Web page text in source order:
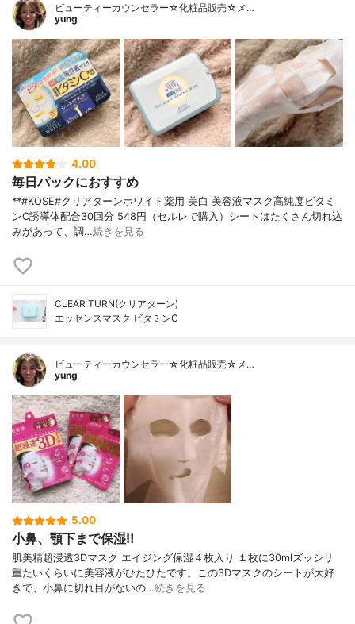
ビューティーカウンセラー☆化粧品販売☆メ…
yung
4.00
毎日パックにおすすめ
**#KOSE#クリアターンホワイト薬用 美白 美容液マスク高純度ビタミ
ンC誘導体配合⁡30回分 548円（セルレで購入）⁡シートはたくさん切れ込
みがあって、調…続きを見る
CLEAR TURN(クリアターン)
エッセンスマスク ビタミンC
ビューティーカウンセラー☆化粧品販売☆メ…
yung
5.00
小鼻、顎下まで保湿‼︎
肌美精超浸透3Dマスク エイジング保湿４枚入り １枚に30mlズッシリ
重たいくらいに美容液がひたひたです。この3Dマスクのシートが大好
きで、小鼻に切れ目がないの…続きを見る